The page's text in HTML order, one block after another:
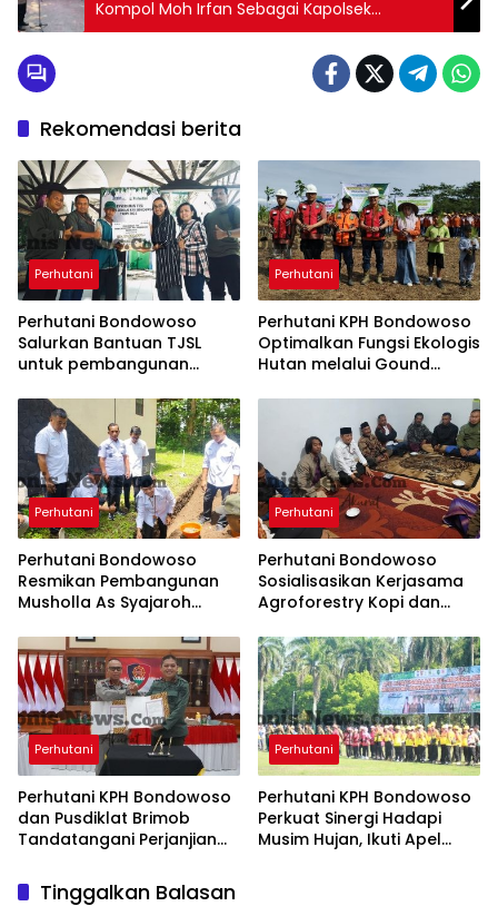
Kompol Moh Irfan Sebagai Kapolsek
Simokerto
Rekomendasi berita
Perhutani
Perhutani Bondowoso
Salurkan Bantuan TJSL
untuk pembangunan
Perhutani
Perhutani KPH Bondowoso
Optimalkan Fungsi Ekologis
Hutan melalui Gound
Lintas Sektor
Perhutani
Perhutani Bondowoso
Resmikan Pembangunan
Musholla As Syajaroh
Pertama
Perhutani
Perhutani Bondowoso
Sosialisasikan Kerjasama
Agroforestry Kopi dan
Gunung Hijau
Perhutani
Perhutani KPH Bondowoso
dan Pusdiklat Brimob
Tandatangani Perjanjian
dan Penggunaan Kawasan
Hutan
Perhutani
Perhutani KPH Bondowoso
Perkuat Sinergi Hadapi
Musim Hujan, Ikuti Apel
Tinggalkan Balasan